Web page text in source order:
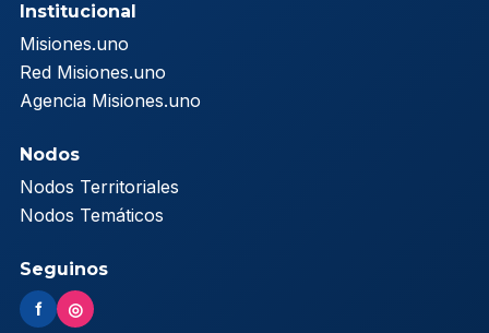
Institucional
Misiones.uno
Red Misiones.uno
Agencia Misiones.uno
Nodos
Nodos Territoriales
Nodos Temáticos
Seguinos
f ◎